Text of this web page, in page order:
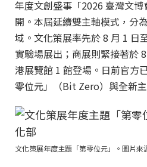
年度文創盛事「2026 臺灣文
開。本屆延續雙主軸模式，分
域。文化策展率先於 8 月 1 日
實驗場展出；商展則緊接著於
港展覽館 1 館登場。日前官方
零位元」（Bit Zero）與全新主
文化策展年度主題「第零位元」。圖片來